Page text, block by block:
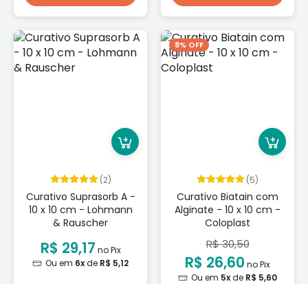
(2)
Curativo Suprasorb A -
10 x 10 cm - Lohmann
& Rauscher
R$ 29,17 no Pix
Ou em 6xde R$ 5,12
8% OFF
(5)
Curativo Biatain com
Alginate - 10 x 10 cm -
Coloplast
R$ 30,50
R$ 26,60 no Pix
Ou em 5xde R$ 5,60